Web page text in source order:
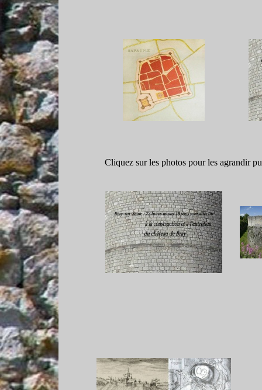
Cliquez sur les photos pour les